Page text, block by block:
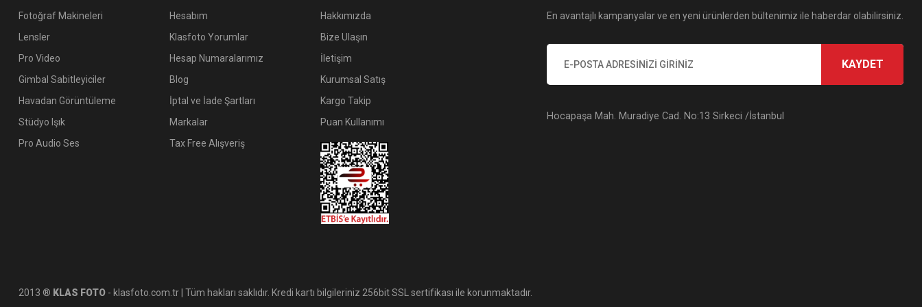
Fotoğraf Makineleri
Lensler
Pro Video
Gimbal Sabitleyiciler
Havadan Görüntüleme
Stüdyo Işık
Pro Audio Ses
Hesabım
Klasfoto Yorumlar
Hesap Numaralarımız
Blog
İptal ve İade Şartları
Markalar
Tax Free Alışveriş
Hakkımızda
Bize Ulaşın
İletişim
Kurumsal Satış
Kargo Takip
Puan Kullanımı
En avantajlı kampanyalar ve en yeni ürünlerden bültenimiz ile haberdar olabilirsiniz.
KAYDET
Hocapaşa Mah. Muradiye Cad. No:13 Sirkeci /İstanbul
2013 ® KLAS FOTO - klasfoto.com.tr | Tüm hakları saklıdır. Kredi kartı bilgileriniz 256bit SSL sertifikası ile korunmaktadır.